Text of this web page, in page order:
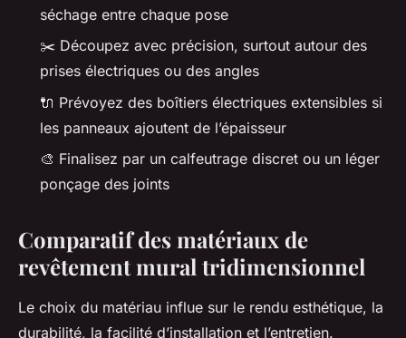
séchage entre chaque pose
✂️ Découpez avec précision, surtout autour des
prises électriques ou des angles
🔌 Prévoyez des boîtiers électriques extensibles si
les panneaux ajoutent de l’épaisseur
🎨 Finalisez par un calfeutrage discret ou un léger
ponçage des joints
Comparatif des matériaux de
revêtement mural tridimensionnel
Le choix du matériau influe sur le rendu esthétique, la
durabilité, la facilité d’installation et l’entretien.